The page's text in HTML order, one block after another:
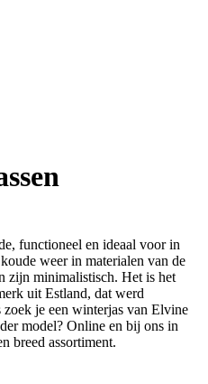
functioneel en ideaal voor in
weer in materialen van de
zijn minimalistisch. Het is het
uit Estland, dat werd
je een winterjas van Elvine
model? Online en bij ons in
breed assortiment.